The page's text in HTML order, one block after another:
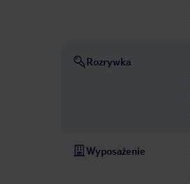
Rozrywka
Wyposażenie